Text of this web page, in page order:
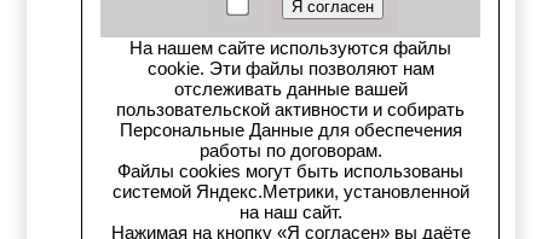
Старс в YouTube
Телеграм-канал
Старс на Drom.ru
Старс в auto.ru
Старс в картах Яндекс
На нашем сайте используются файлы
cookie. Эти файлы позволяют нам
отслеживать данные вашей
пользовательской активности и собирать
Персональные Данные для обеспечения
работы по договорам.
Файлы cookies могут быть использованы
системой Яндекс.Метрики, установленной
на наш сайт.
Нажимая на кнопку «Я согласен» вы даёте